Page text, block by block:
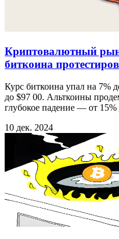
Криптовалютный
биткоина
Курс биткоина упал на 7%
до $97 00. Альткоины
глубокое падение — от 15%
10 дек. 2024